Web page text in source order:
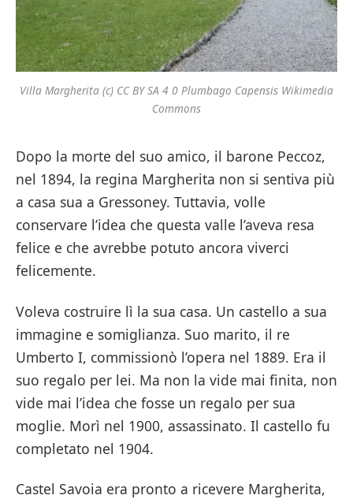
Villa Margherita (c) CC BY SA 4 0 Plumbago Capensis Wikimedia
Commons
Dopo la morte del suo amico, il barone Peccoz,
nel 1894, la regina Margherita non si sentiva più
a casa sua a Gressoney. Tuttavia, volle
conservare l’idea che questa valle l’aveva resa
felice e che avrebbe potuto ancora viverci
felicemente.
Voleva costruire lì la sua casa. Un castello a sua
immagine e somiglianza. Suo marito, il re
Umberto I, commissionò l’opera nel 1889. Era il
suo regalo per lei. Ma non la vide mai finita, non
vide mai l’idea che fosse un regalo per sua
moglie. Morì nel 1900, assassinato. Il castello fu
completato nel 1904.
Castel Savoia era pronto a ricevere Margherita,